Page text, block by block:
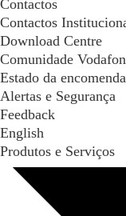
Contactos
Contactos
Download Centre
Comunidade
Estado da encomenda
Alertas e Segurança
Feedback
English
Produtos e Serviços